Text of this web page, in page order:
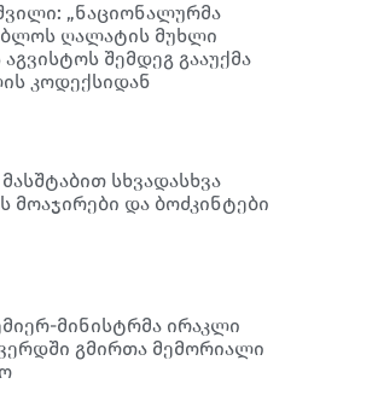
„ნაციონალურმა
ღალატის მუხლი
შემდეგ გააუქმა
კოდექსიდან
სხვადასხვა
და ბოძკინტები
მინისტრმა ირაკლი
გმირთა მემორიალი